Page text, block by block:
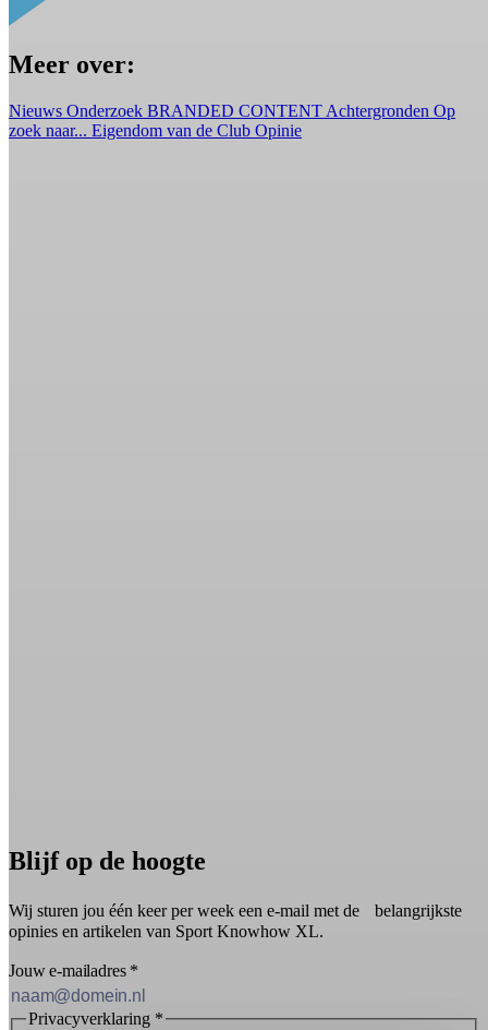
Meer over:
Nieuws Onderzoek BRANDED CONTENT Achtergronden Op
zoek naar... Eigendom van de Club Opinie
Blijf op de hoogte
Wij sturen jou één keer per week een e-mail met de belangrijkste
opinies en artikelen van Sport Knowhow XL.
Jouw e-mailadres *
Privacyverklaring *